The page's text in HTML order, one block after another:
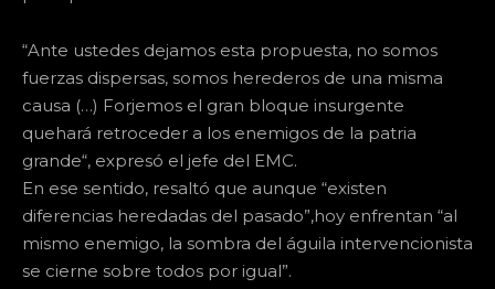
“Ante ustedes dejamos esta propuesta, no somos
fuerzas dispersas, somos herederos de una misma
causa (…) Forjemos el gran bloque insurgente
quehará retroceder a los enemigos de la patria
grande“, expresó el jefe del EMC.
En ese sentido, resaltó que aunque “existen
diferencias heredadas del pasado”,hoy enfrentan “al
mismo enemigo, la sombra del águila intervencionista
se cierne sobre todos por igual”.